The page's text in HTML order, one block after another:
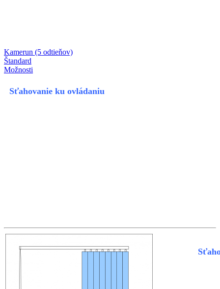
Kamerun (5 odtieňov)
Štandard
Možnosti
Sťahovanie ku ovládaniu